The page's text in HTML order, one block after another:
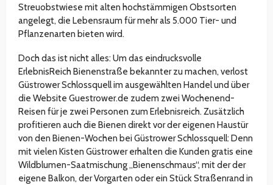
Streuobstwiese mit alten hochstämmigen Obstsorten
angelegt, die Lebensraum für mehr als 5.000 Tier- und
Pflanzenarten bieten wird.
Doch das ist nicht alles: Um das eindrucksvolle
ErlebnisReich Bienenstraße bekannter zu machen, verlost
Güstrower Schlossquell im ausgewählten Handel und über
die Website Guestrower.de zudem zwei Wochenend-
Reisen für je zwei Personen zum Erlebnisreich. Zusätzlich
profitieren auch die Bienen direkt vor der eigenen Haustür
von den Bienen-Wochen bei Güstrower Schlossquell: Denn
mit vielen Kisten Güstrower erhalten die Kunden gratis eine
Wildblumen-Saatmischung „Bienenschmaus“, mit der der
eigene Balkon, der Vorgarten oder ein Stück Straßenrand in